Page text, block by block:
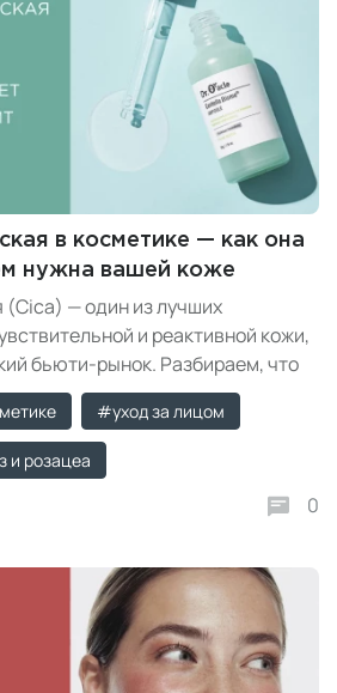
в косметике — как она
нужна вашей коже
(Cica) — один из лучших
и реактивной кожи,
бьюти-рынок. Разбираем, что
центеллы, кому она подходит, как
и с чем сочетать.
#уход за лицом
и розацеа
0